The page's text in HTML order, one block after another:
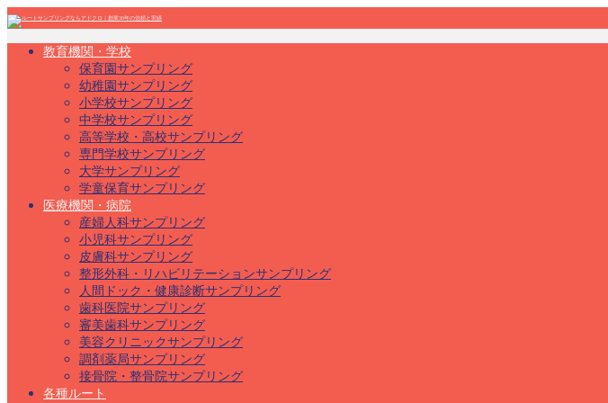
教育機関・学校
保育園サンプリング
幼稚園サンプリング
小学校サンプリング
中学校サンプリング
高等学校・高校サンプリング
専門学校サンプリング
大学サンプリング
学童保育サンプリング
医療機関・病院
産婦人科サンプリング
小児科サンプリング
皮膚科サンプリング
整形外科・リハビリテーションサンプリング
人間ドック・健康診断サンプリング
歯科医院サンプリング
審美歯科サンプリング
美容クリニックサンプリング
調剤薬局サンプリング
接骨院・整骨院サンプリング
各種ルート